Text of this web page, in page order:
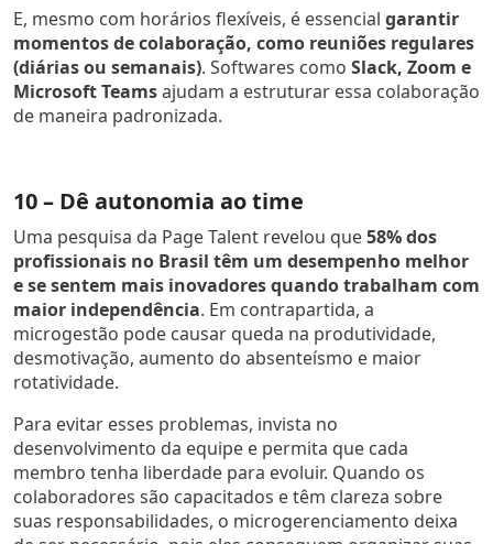
E, mesmo com horários flexíveis, é essencial garantir
momentos de colaboração, como reuniões regulares
(diárias ou semanais). Softwares como Slack, Zoom e
Microsoft Teamsajudam a estruturar essa colaboração
de maneira padronizada.
10 – Dê autonomia ao time
Uma pesquisa da Page Talent revelou que58% dos
profissionais no Brasil têm um desempenho melhor
e se sentem mais inovadores quando trabalham com
maior independência. Em contrapartida, a
microgestão pode causar queda na produtividade,
desmotivação, aumento do absenteísmo e maior
rotatividade.
Para evitar esses problemas, invista no
desenvolvimento da equipe e permita que cada
membro tenha liberdade para evoluir. Quando os
colaboradores são capacitados e têm clareza sobre
suas responsabilidades, o microgerenciamento deixa